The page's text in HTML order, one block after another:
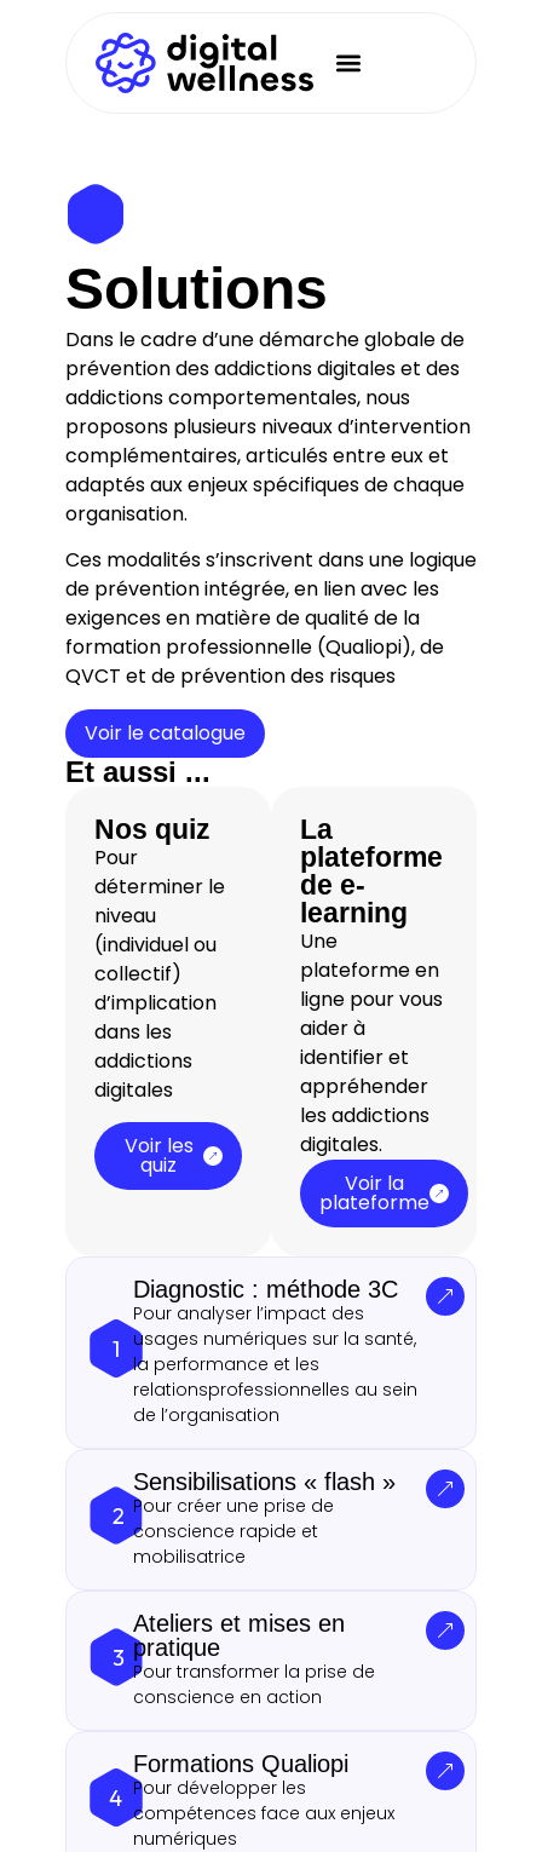
Solutions
Dans le cadre d’une démarche globale de
prévention des addictions digitales et des
addictions comportementales, nous
proposons plusieurs niveaux d’intervention
complémentaires, articulés entre eux et
adaptés aux enjeux spécifiques de chaque
organisation.
Ces modalités s’inscrivent dans une logique
de prévention intégrée, en lien avec les
exigences en matière de qualité de la
formation professionnelle (Qualiopi), de
QVCT et de prévention des risques
Voir le catalogue
Et aussi ...
Nos quiz
Pour
déterminer le
niveau
(individuel ou
collectif)
d’implication
dans les
addictions
digitales
Voir les
quiz
La
plateforme
de e-
learning
Une
plateforme en
ligne pour vous
aider à
identifier et
appréhender
les addictions
digitales.
Voir la
plateforme
Diagnostic : méthode 3C
Pour analyser l’impact des
usages numériques sur la santé,
la performance et les
relationsprofessionnelles au sein
de l’organisation
Sensibilisations « flash »
Pour créer une prise de
conscience rapide et
mobilisatrice
Ateliers et mises en
pratique
Pour transformer la prise de
conscience en action
Formations Qualiopi
Pour développer les
compétences face aux enjeux
numériques